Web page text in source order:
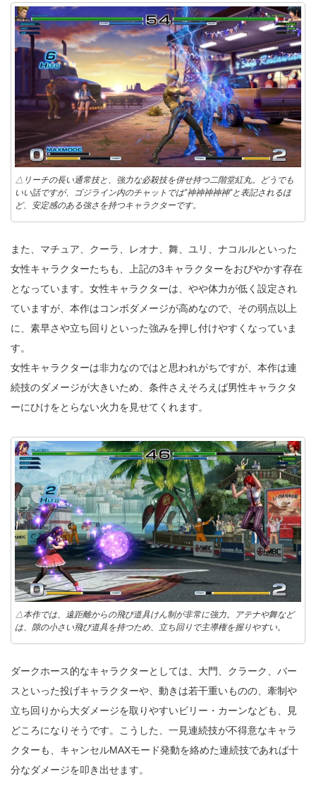
△リーチの長い通常技と、強力な必殺技を併せ持つ二階堂紅丸。どうでも
いい話ですが、ゴジライン内のチャットでは”神神神神神”と表記されるほ
ど、安定感のある強さを持つキャラクターです。
また、マチュア、クーラ、レオナ、舞、ユリ、ナコルルといった
女性キャラクターたちも、上記の3キャラクターをおびやかす存在
となっています。女性キャラクターは、やや体力が低く設定され
ていますが、本作はコンボダメージが高めなので、その弱点以上
に、素早さや立ち回りといった強みを押し付けやすくなっていま
す。
女性キャラクターは非力なのではと思われがちですが、本作は連
続技のダメージが大きいため、条件さえそろえば男性キャラクタ
ーにひけをとらない火力を見せてくれます。
△本作では、遠距離からの飛び道具けん制が非常に強力。アテナや舞など
は、隙の小さい飛び道具を持つため、立ち回りで主導権を握りやすい。
ダークホース的なキャラクターとしては、大門、クラーク、バー
スといった投げキャラクターや、動きは若干重いものの、牽制や
立ち回りから大ダメージを取りやすいビリー・カーンなども、見
どころになりそうです。こうした、一見連続技が不得意なキャラ
クターも、キャンセルMAXモード発動を絡めた連続技であれば十
分なダメージを叩き出せます。